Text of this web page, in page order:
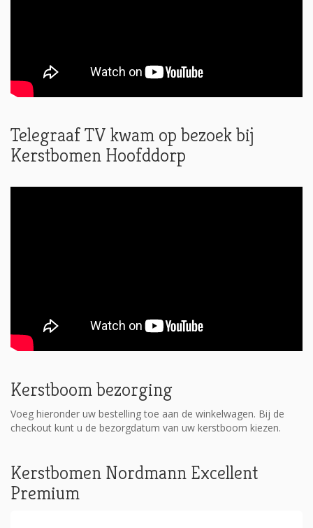
Telegraaf TV kwam op bezoek bij
Kerstbomen Hoofddorp
Kerstboom bezorging
Voeg hieronder uw bestelling toe aan de winkelwagen. Bij de
checkout kunt u de bezorgdatum van uw kerstboom kiezen.
Kerstbomen Nordmann Excellent
Premium